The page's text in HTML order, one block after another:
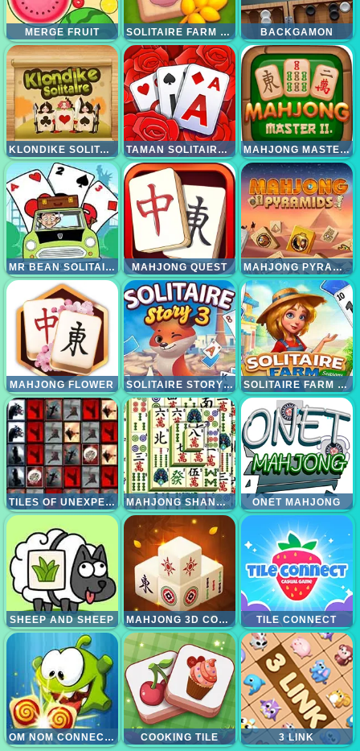
MERGE FRUIT SOLITAIRE FARM MAHJONG BACKGAMON
KLONDIKE SOLITAIRE TAMAN SOLITAIRE TRIPEAKS MAHJONG MASTER 2
MR BEAN SOLITAIRE MAHJONG QUEST MAHJONG PYRAMID
MAHJONG FLOWER SOLITAIRE STORY TRIPEAKS 3 SOLITAIRE FARM SESSION
TILES OF UNEXPECTED MAHJONG SHANGHAI DYNASTI ONET MAHJONG
SHEEP AND SHEEP MAHJONG 3D CONNECT TILE CONNECT
OM NOM CONNECT KLASIK COOKING TILE 3 LINK